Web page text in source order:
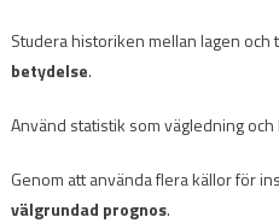
Studera historiken mellan lagen och
betydelse.
Använd statistik som vägledning och
Genom att använda flera källor för
välgrundad prognos.